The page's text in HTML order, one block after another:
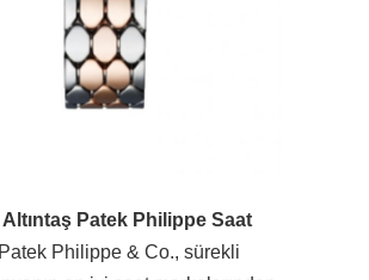
Patek Philippe Saat
Patek Philippe & Co., sürekli